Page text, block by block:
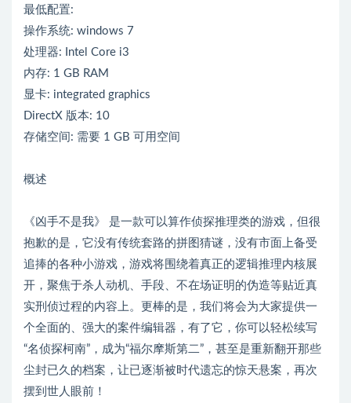
最低配置:
操作系统: windows 7
处理器: Intel Core i3
内存: 1 GB RAM
显卡: integrated graphics
DirectX 版本: 10
存储空间: 需要 1 GB 可用空间
概述
《凶手不是我》 是一款可以算作侦探推理类的游戏，但很
抱歉的是，它没有传统套路的拼图猜谜，没有市面上备受
追捧的各种小游戏，游戏将围绕着真正的逻辑推理内核展
开，聚焦于杀人动机、手段、不在场证明的伪造等贴近真
实刑侦过程的内容上。更棒的是，我们将会为大家提供一
个全面的、强大的案件编辑器，有了它，你可以轻松续写
“名侦探柯南”，成为“福尔摩斯第二”，甚至是重新翻开那些
尘封已久的档案，让已逐渐被时代遗忘的惊天悬案，再次
摆到世人眼前！